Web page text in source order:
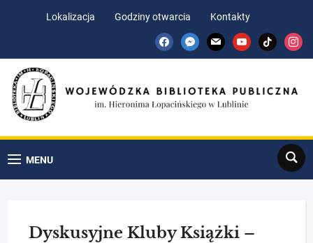
Lokalizacja Godziny otwarcia
Kontakty
facebookmessenger
mail youtubetiktok
MENU
Search
Dyskusyjne Kluby Książki –